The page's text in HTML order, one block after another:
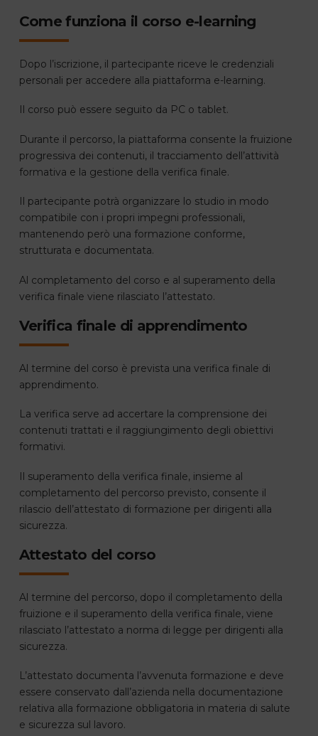
Come funziona il corso e-learning
Dopo l’iscrizione, il partecipante riceve le credenziali
personali per accedere alla piattaforma e-learning.
Il corso può essere seguito da PC o tablet.
Durante il percorso, la piattaforma consente la fruizione
progressiva dei contenuti, il tracciamento dell’attività
formativa e la gestione della verifica finale.
Il partecipante potrà organizzare lo studio in modo
compatibile con i propri impegni professionali,
mantenendo però una formazione conforme,
strutturata e documentata.
Al completamento del corso e al superamento della
verifica finale viene rilasciato l’attestato.
Verifica finale di apprendimento
Al termine del corso è prevista una verifica finale di
apprendimento.
La verifica serve ad accertare la comprensione dei
contenuti trattati e il raggiungimento degli obiettivi
formativi.
Il superamento della verifica finale, insieme al
completamento del percorso previsto, consente il
rilascio dell’attestato di formazione per dirigenti alla
sicurezza.
Attestato del corso
Al termine del percorso, dopo il completamento della
fruizione e il superamento della verifica finale, viene
rilasciato l’attestato a norma di legge per dirigenti alla
sicurezza.
L’attestato documenta l’avvenuta formazione e deve
essere conservato dall’azienda nella documentazione
relativa alla formazione obbligatoria in materia di salute
e sicurezza sul lavoro.